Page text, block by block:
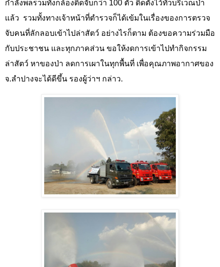
กำลังพลรวมทั้งกล้องติดจับกว่า 100 ตัว ติดตั้งไว้ทั่วบริเวณป่า
แล้ว รวมทั้งทางเจ้าหน้าที่ตำรวจก็ได้เข้มในเรื่องของการตรวจ
จับคนที่ลักลอบเข้าไปล่าสัตว์ อย่างไรก็ตาม ต้องขอความร่วมมือ
กับประชาชน และทุกภาคส่วน ขอให้งดการเข้าไปทำกิจกรรม
ล่าสัตว์ หาของป่า ลดการเผาในทุกพื้นที่ เพื่อคุณภาพอากาศของ
จ.ลำปางจะได้ดีขึ้น รองผู้ว่าฯ กล่าว.